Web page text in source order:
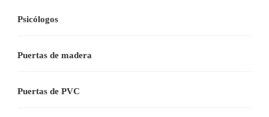
Psicólogos
Puertas de madera
Puertas de PVC